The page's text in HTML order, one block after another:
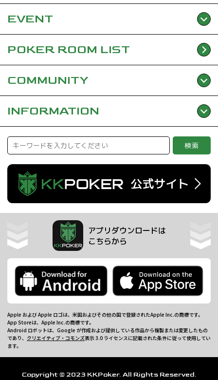
EVENT
POKER ROOM LIST
COMMUNITY
INFORMATION
検索
アプリダウンロードは
こちらから
Apple および Apple ロゴは、米国およびその他の国で登録されたApple Inc.の商標です。
App Storeは、Apple Inc.の商標です。
Android ロボットは、Google が作成および提供している作品から複製または変更したもの
であり、 クリエイティブ・コモンズ表示 3.0 ライセンスに記載された条件に従って使用してい
ます。
Copyright © 2023 KKPoker. All Rights Reserved.